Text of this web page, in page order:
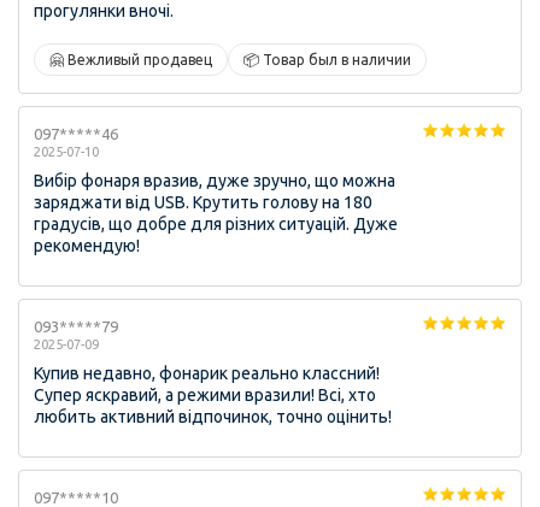
прогулянки вночі.
🤗 Вежливый продавец 📦 Товар был в наличии
097*****46
2025-07-10
Вибір фонаря вразив, дуже зручно, що можна
заряджати від USB. Крутить голову на 180
градусів, що добре для різних ситуацій. Дуже
рекомендую!
093*****79
2025-07-09
Купив недавно, фонарик реально классний!
Супер яскравий, а режими вразили! Всі, хто
любить активний відпочинок, точно оцінить!
097*****10